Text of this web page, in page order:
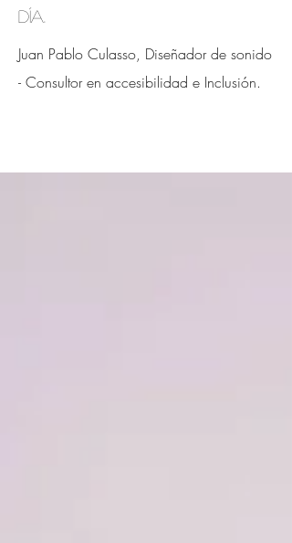
día.
Juan Pablo Culasso, Diseñador de sonido
- Consultor en accesibilidad e Inclusión.